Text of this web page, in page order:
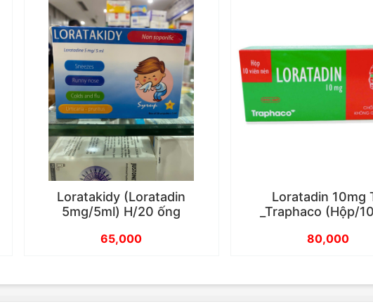
Loratakidy (Loratadin
5mg/5ml) H/20 ống
65,000
Loratadin 10mg
_Traphaco (Hộp/
80,000